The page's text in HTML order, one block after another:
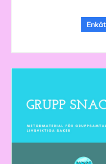
Enkät